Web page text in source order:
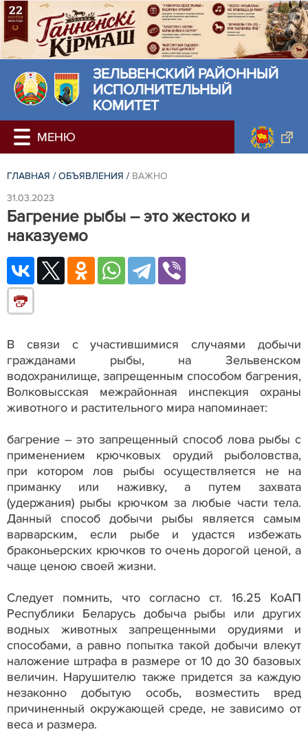
ЗЕЛЬВЕНСКИЙ РАЙОННЫЙ
ИСПОЛНИТЕЛЬНЫЙ
КОМИТЕТ
ГЛАВНАЯ / ОБЪЯВЛЕНИЯ / ВАЖНО
31.03.2023
Багрение рыбы – это жестоко и
наказуемо
В связи с участившимися случаями добычи
гражданами рыбы, на Зельвенском
водохранилище, запрещенным способом багрения,
Волковысская межрайонная инспекция охраны
животного и растительного мира напоминает:
багрение – это запрещенный способ лова рыбы с
применением крючковых орудий рыболовства,
при котором лов рыбы осуществляется не на
приманку или наживку, а путем захвата
(удержания) рыбы крючком за любые части тела.
Данный способ добычи рыбы является самым
варварским, если рыбе и удастся избежать
браконьерских крючков то очень дорогой ценой, а
чаще ценою своей жизни.
Следует помнить, что согласно ст. 16.25 КоАП
Республики Беларусь добыча рыбы или других
водных животных запрещенными орудиями и
способами, а равно попытка такой добычи влекут
наложение штрафа в размере от 10 до 30 базовых
величин. Нарушителю также придется за каждую
незаконно добытую особь, возместить вред
причиненный окружающей среде, не зависимо от
веса и размера.